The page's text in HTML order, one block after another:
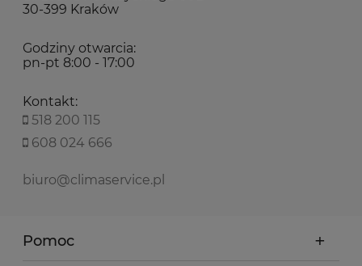
30-399 Kraków
Godziny otwarcia:
pn-pt 8:00 - 17:00
Kontakt:
518 200 115
608 024 666
biuro@climaservice.pl
Pomoc